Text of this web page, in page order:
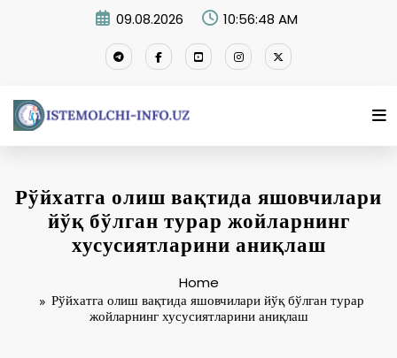
09.08.2026 10:56:49 AM
Рўйхатга олиш вақтида яшовчилари
йўқ бўлган турар жойларнинг
хусусиятларини аниқлаш
Home
Рўйхатга олиш вақтида яшовчилари йўқ бўлган турар
жойларнинг хусусиятларини аниқлаш